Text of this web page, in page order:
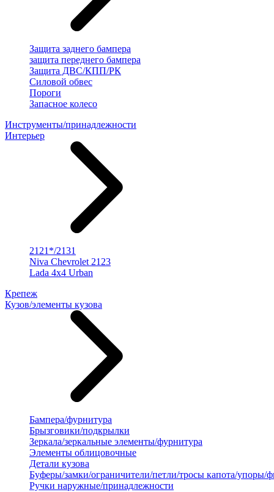
Защита заднего бампера
защита переднего бампера
Защита ДВС/КПП/РК
Силовой обвес
Пороги
Запасное колесо
Инструменты/принадлежности
Интерьер
2121*/2131
Niva Chevrolet 2123
Lada 4x4 Urban
Крепеж
Кузов/элементы кузова
Бампера/фурнитура
Брызговики/подкрылки
Зеркала/зеркальные элементы/фурнитура
Элементы облицовочные
Детали кузова
Буферы/замки/ограничители/петли/тросы капота/упоры/
Ручки наружные/принадлежности